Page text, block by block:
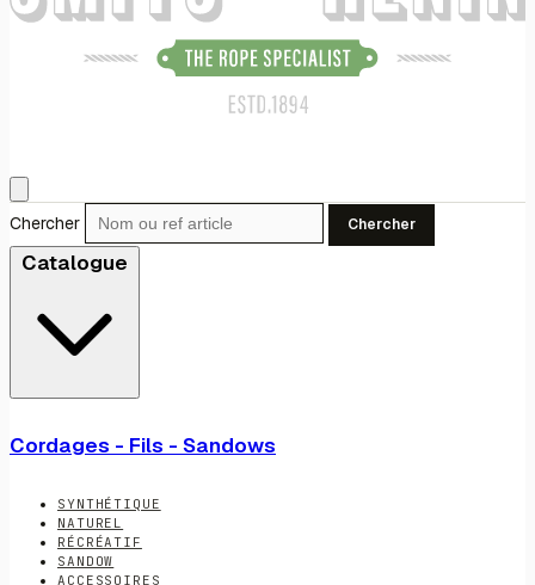
Chercher Chercher
Catalogue
Cordages - Fils - Sandows
SYNTHÉTIQUE
NATUREL
RÉCRÉATIF
SANDOW
ACCESSOIRES